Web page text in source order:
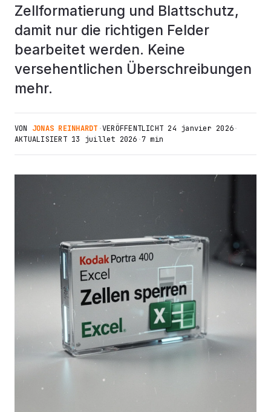
Zellformatierung und Blattschutz,
damit nur die richtigen Felder
bearbeitet werden. Keine
versehentlichen Überschreibungen
mehr.
VON JONAS REINHARDT ·VERÖFFENTLICHT 24 janvier 2026·
AKTUALISIERT 13 juillet 2026 ·7 min